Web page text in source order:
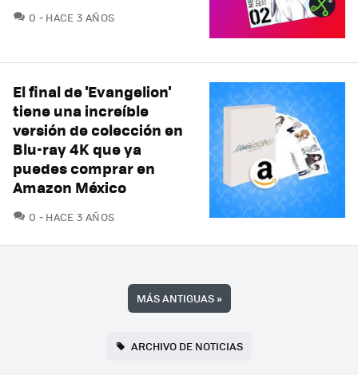
0 COMENTARIOS
HACE 3 AÑOS
El final de 'Evangelion'
tiene una increíble
versión de colección en
Blu-ray 4K que ya
puedes comprar en
Amazon México
0 COMENTARIOS
HACE 3 AÑOS
MÁS ANTIGUAS»
ARCHIVO DE NOTICIAS